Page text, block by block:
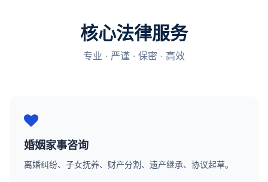
核心法律服务
专业 · 严谨 · 保密 · 高效
婚姻家事咨询
离婚纠纷、子女抚养、财产分割、遗产继承、协议起草。